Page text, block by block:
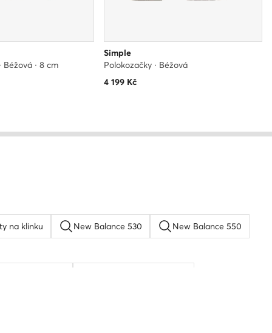
Béžová · 8 cm
Simple
Polokozačky · Béžová
4 199Kč
na klinku New Balance 530 New Balance 550